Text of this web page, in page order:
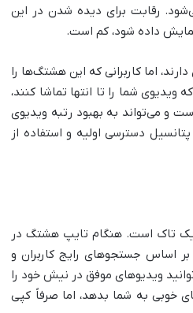
رقابت برای دیده شدن در این
داده شود، کم است.
اما کاربرانی که این هشتگ‌ها را
شما را تا انتها تماشا کنند،
و می‌تواند به بهبود رتبه ویدیوی
دسترسی اولیه و استفاده از
تاک است. هنگام تایپ هشتگ در
اساس جستجوهای رایج کاربران و
ویدیوهای موفق در نیش خود را
خوبی به شما بدهد، اما صرفاً کپی